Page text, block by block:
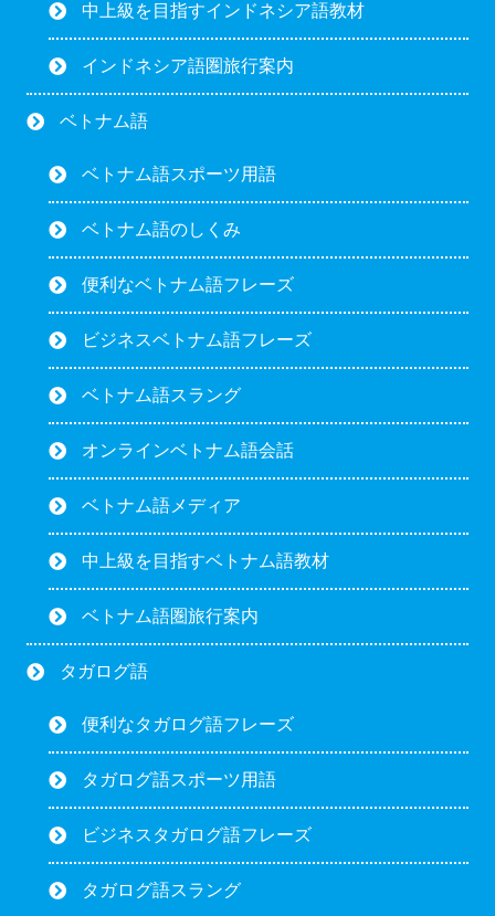
中上級を目指すインドネシア語教材
インドネシア語圏旅行案内
ベトナム語
ベトナム語スポーツ用語
ベトナム語のしくみ
便利なベトナム語フレーズ
ビジネスベトナム語フレーズ
ベトナム語スラング
オンラインベトナム語会話
ベトナム語メディア
中上級を目指すベトナム語教材
ベトナム語圏旅行案内
タガログ語
便利なタガログ語フレーズ
タガログ語スポーツ用語
ビジネスタガログ語フレーズ
タガログ語スラング